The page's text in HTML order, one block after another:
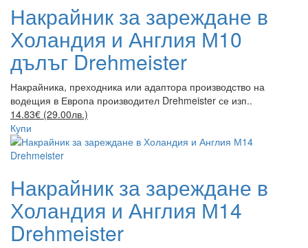
Накрайник за зареждане в
Холандия и Англия М10
дълъг Drehmeister
Накрайника, преходника или адаптора производство на
водещия в Европа производител Drehmeister се изп..
14.83€ (29.00лв.)
Купи
Накрайник за зареждане в
Холандия и Англия М14
Drehmeister